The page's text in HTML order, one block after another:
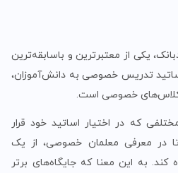
یکی از معتبرترین و باسابقه‌ترین
تدریس خصوصی به دانش‌آموزان،
کلاس‌های خصوصی است.
که در اختیار اساتید خود قرار
در معرفی معلمان خصوصی، از یک
به این معنا که جایگاه‌های برتر